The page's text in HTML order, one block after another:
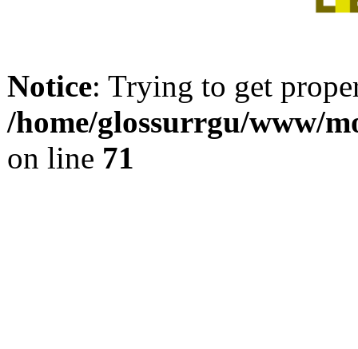
Notice: Trying to get
/home/glossurrgu/www/
on line 71